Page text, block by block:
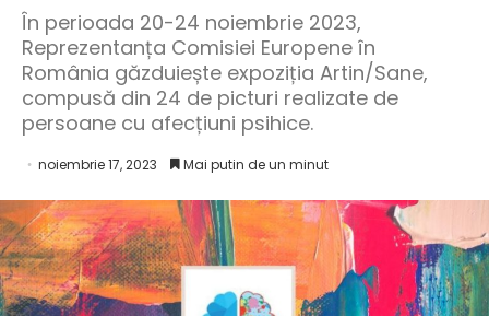
În perioada 20-24 noiembrie 2023,
Reprezentanța Comisiei Europene în
România găzduiește expoziția Artin/Sane,
compusă din 24 de picturi realizate de
persoane cu afecțiuni psihice.
noiembrie 17, 2023 Mai putin de un minut